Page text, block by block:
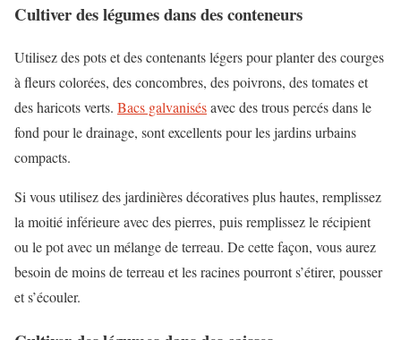
Cultiver des légumes dans des conteneurs
Utilisez des pots et des contenants légers pour planter des courges
à fleurs colorées, des concombres, des poivrons, des tomates et
des haricots verts. Bacs galvanisésavec des trous percés dans le
fond pour le drainage, sont excellents pour les jardins urbains
compacts.
Si vous utilisez des jardinières décoratives plus hautes, remplissez
la moitié inférieure avec des pierres, puis remplissez le récipient
ou le pot avec un mélange de terreau. De cette façon, vous aurez
besoin de moins de terreau et les racines pourront s’étirer, pousser
et s’écouler.